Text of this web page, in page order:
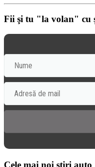
Fii şi tu "la volan" cu
Cele mai noi știri auto